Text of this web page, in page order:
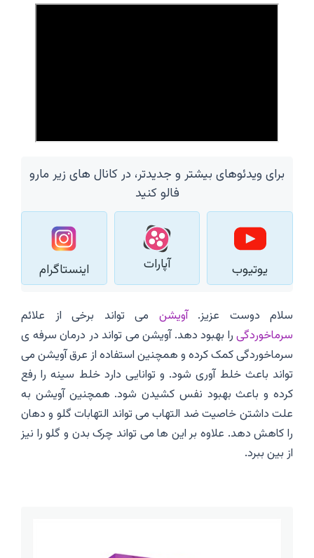
برای ویدئوهای بیشتر و جدیدتر، در کانال های زیر مارو
فالو کنید
یوتیوب آپارات اینستاگرام
سلام دوست عزیز.آویشن می تواند برخی از علائم
سرماخوردگیرا بهبود دهد. آویشن می تواند در درمان سرفه ی
سرماخوردگی کمک کرده و همچنین استفاده از عرق آویشن می
تواند باعث خلط آوری شود. و توانایی دارد خلط سینه را رفع
کرده و باعث بهبود نفس کشیدن شود. همچنین آویشن به
علت داشتن خاصیت ضد التهاب می تواند التهابات گلو و دهان
را کاهش دهد. علاوه بر این ها می تواند چرک بدن و گلو را نیز
از بین ببرد.